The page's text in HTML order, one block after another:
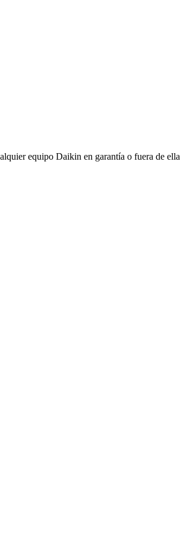
equipo Daikin en garantía o fuera de